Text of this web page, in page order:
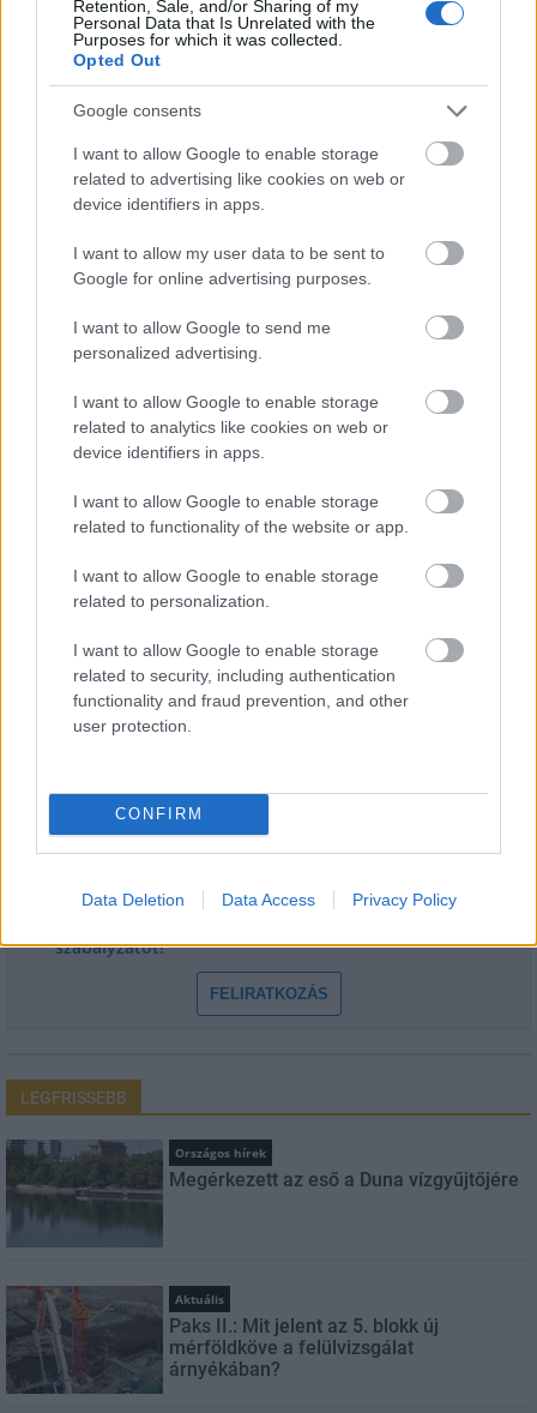
Retention, Sale, and/or Sharing of my
Personal Data that Is Unrelated with the
Purposes for which it was collected.
Opted Out
Google consents
I want to allow Google to enable storage
related to advertising like cookies on web or
device identifiers in apps.
I want to allow my user data to be sent to
Google for online advertising purposes.
I want to allow Google to send me
personalized advertising.
I want to allow Google to enable storage
related to analytics like cookies on web or
device identifiers in apps.
I want to allow Google to enable storage
related to functionality of the website or app.
I want to allow Google to enable storage
related to personalization.
I want to allow Google to enable storage
related to security, including authentication
functionality and fraud prevention, and other
user protection.
CONFIRM
Data Deletion Data Access Privacy Policy
594 kilométernyi útfelújítást tervez idénre a Magyar
Fehérvárhoz
HÍRLEVÉL
E-mail cím
szabályzatot!
FELIRATKOZÁS
LEGFRISSEBB
Országos hírek
Megérkezett az eső a Duna vízgyűjtőjére
Aktuális
Paks II.: Mit jelent az 5. blokk új
mérföldköve a felülvizsgálat
árnyékában?